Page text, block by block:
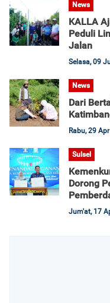
News
KALLA
Peduli
Jalan
Selasa, 09
News
Dari
Rabu, 29
Sulsel
Dorong
Jum'at, 17